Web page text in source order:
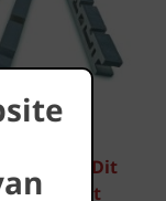
product. Dit
wordt